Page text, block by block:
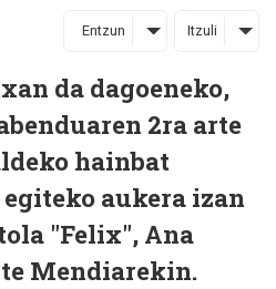
Entzun Itzuli
da dagoeneko,
2ra arte
hainbat
aukera izan
"Felix", Ana
Mendiarekin.